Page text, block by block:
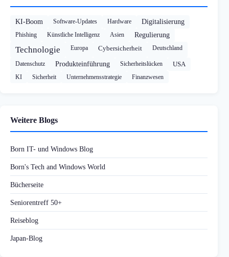
KI-Boom Software-Updates Hardware Digitalisierung
Phishing Künstliche Intelligenz Asien Regulierung
Technologie Europa Cybersicherheit Deutschland
Datenschutz Produkteinführung Sicherheitslücken USA
KI Sicherheit Unternehmensstrategie Finanzwesen
Weitere Blogs
Born IT- und Windows Blog
Born's Tech and Windows World
Bücherseite
Seniorentreff 50+
Reiseblog
Japan-Blog